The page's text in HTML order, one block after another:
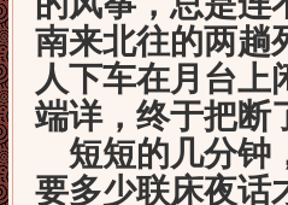
南来北往的两趟
人下车在月台上
端详，终于把断
短短的几分钟
要多少联床夜话